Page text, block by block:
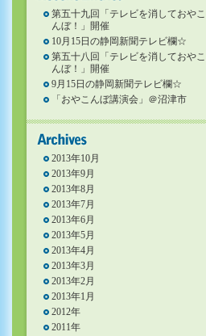
第五十九回「テレビを消しておやこ
んぼ！」開催
10月15日の静岡新聞テレビ欄☆
第五十八回「テレビを消しておやこ
んぼ！」開催
9月15日の静岡新聞テレビ欄☆
「おやこんぼ講演会」＠沼津市
2013年10月
2013年9月
2013年8月
2013年7月
2013年6月
2013年5月
2013年4月
2013年3月
2013年2月
2013年1月
2012年
2011年